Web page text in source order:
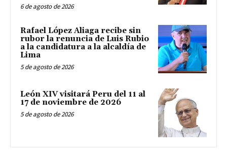
6 de agosto de 2026
Rafael López Aliaga recibe sin
rubor la renuncia de Luis Rubio
a la candidatura a la alcaldía de
Lima
5 de agosto de 2026
León XIV visitará Peru del 11 al
17 de noviembre de 2026
5 de agosto de 2026